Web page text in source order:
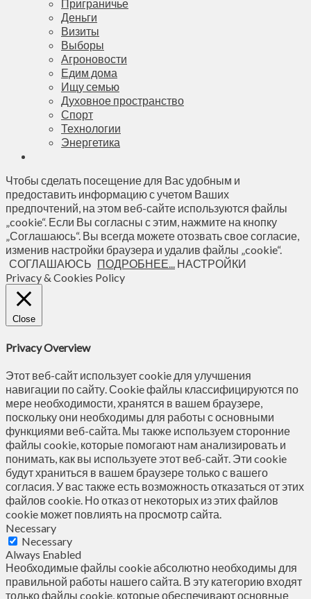
Приграничье
Деньги
Визиты
Выборы
Агроновости
Едим дома
Ищу семью
Духовное пространство
Спорт
Технологии
Энергетика
Чтобы сделать посещение для Вас удобным и
предоставить информацию с учетом Ваших
предпочтений, на этом веб-сайте используются файлы
„cookie“. Если Вы согласны с этим, нажмите на кнопку
„Соглашаюсь“. Вы всегда можете отозвать свое согласие,
изменив настройки браузера и удалив файлы „cookie“.
СОГЛАШАЮСЬ ПОДРОБНЕЕ...
НАСТРОЙКИ
Privacy & Cookies Policy
Close
Privacy Overview
Этот веб-сайт использует cookie для улучшения
навигации по сайту. Сookie файлы классифицируются по
мере необходимости, хранятся в вашем браузере,
поскольку они необходимы для работы с основными
функциями веб-сайта. Мы также используем сторонние
файлы cookie, которые помогают нам анализировать и
понимать, как вы используете этот веб-сайт. Эти cookie
будут храниться в вашем браузере только с вашего
согласия. У вас также есть возможность отказаться от этих
файлов cookie. Но отказ от некоторых из этих файлов
cookie может повлиять на просмотр сайта.
Necessary
Necessary
Always Enabled
Необходимые файлы cookie абсолютно необходимы для
правильной работы нашего сайта. В эту категорию входят
только файлы cookie, которые обеспечивают основные